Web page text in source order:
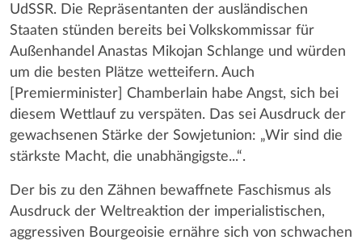
UdSSR. Die Repräsentanten der ausländischen
Staaten stünden bereits bei Volkskommissar für
Außenhandel Anastas Mikojan Schlange und würden
um die besten Plätze wetteifern. Auch
[Premierminister] Chamberlain habe Angst, sich bei
diesem Wettlauf zu verspäten. Das sei Ausdruck der
gewachsenen Stärke der Sowjetunion: „Wir sind die
stärkste Macht, die unabhängigste...“.
Der bis zu den Zähnen bewaffnete Faschismus als
Ausdruck der Weltreaktion der imperialistischen,
aggressiven Bourgeoisie ernähre sich von schwachen